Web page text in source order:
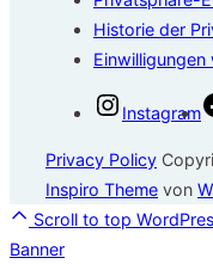
Historie der
Einwilligungen
Instagram
Privacy Policy
Inspiro Theme von
Scroll to top
Banner